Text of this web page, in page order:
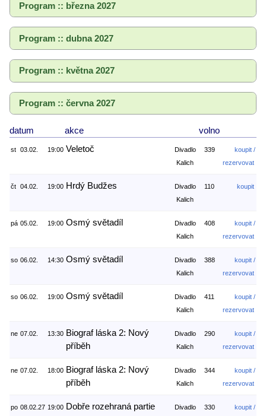
Program :: března 2027
Program :: dubna 2027
Program :: května 2027
Program :: června 2027
datum akce volno
st 03.02. 19:00 Veletoč
Divadlo
Kalich
339
koupit /
rezervovat
čt 04.02. 19:00 Hrdý Budžes
Divadlo
Kalich
110 koupit
pá 05.02. 19:00 Osmý světadíl
Divadlo
Kalich
408
koupit /
rezervovat
so 06.02. 14:30 Osmý světadíl
Divadlo
Kalich
388
koupit /
rezervovat
so 06.02. 19:00 Osmý světadíl
Divadlo
Kalich
411
koupit /
rezervovat
ne 07.02. 13:30 Biograf láska 2: Nový
příběh
Divadlo
Kalich
290
koupit /
rezervovat
ne 07.02. 18:00 Biograf láska 2: Nový
příběh
Divadlo
Kalich
344
koupit /
rezervovat
po 08.02.27 19:00 Dobře rozehraná partie
Divadlo
330
koupit /